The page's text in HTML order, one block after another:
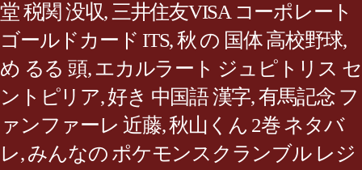
堂 税関 没収, 三井住友VISA コーポレート
ゴールドカード ITS,秋 の 国体 高校野球,
め るる 頭,エカルラート ジュピトリス セ
ントピリア,好き 中国語 漢字,有馬記念 フ
ァンファーレ 近藤,秋山くん 2巻 ネタバ
レ,みんなの ポケモンスクランブル レジ